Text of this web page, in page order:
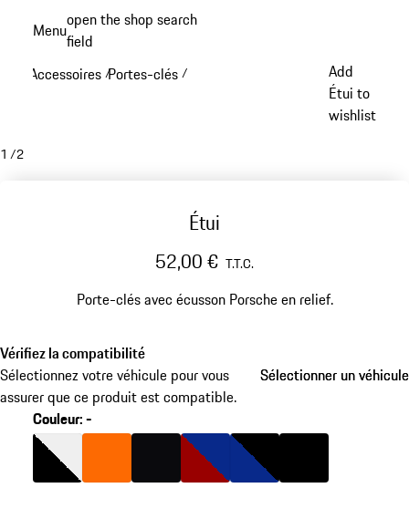
principal
Menuopen the shop search
field
Accessoires /Portes-clés /
Add
Étui to
wishlist
1 /2
Étui
52,00 € T.T.C.
Porte-clés avec écusson Porsche en relief.
Vérifiez la compatibilité
Sélectionnez votre véhicule pour vous
assurer que ce produit est compatible.
Sélectionner un véhicule
Sélectionner un véhicule
Couleur:-
Couleur
Noir/Blanc
Couleur orange
Couleur Bandes Noires
Couleur Rouge/Bleu
Couleur Bleu/Noir
Couleur Noir